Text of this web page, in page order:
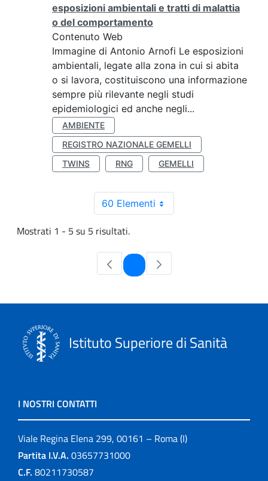
esposizioni ambientali e tratti di malattia
o del comportamento
Contenuto Web
Immagine di Antonio Arnofi Le esposizioni
ambientali, legate alla zona in cui si abita
o si lavora, costituiscono una informazione
sempre più rilevante negli studi
epidemiologici ed anche negli...
AMBIENTE
REGISTRO NAZIONALE GEMELLI
TWINS
RNG GEMELLI
60 Elementi
Mostrati 1 - 5 su 5 risultati.
Pagina
Istituto Superiore di Sanità
I NOSTRI CONTATTI
Viale Regina Elena 299, 00161 – Roma (I)
Partita I.V.A. 03657731000
C.F. 80211730587